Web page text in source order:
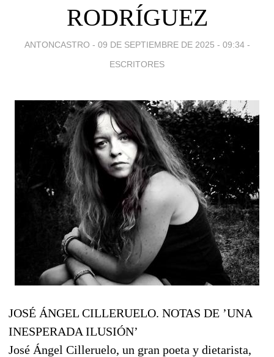
RODRÍGUEZ
ANTONCASTRO - 09 DE SEPTIEMBRE DE 2025 - 09:34 -
ESCRITORES
JOSÉ ÁNGEL CILLERUELO. NOTAS DE ’UNA
INESPERADA ILUSIÓN’
José Ángel Cilleruelo, un gran poeta y dietarista,